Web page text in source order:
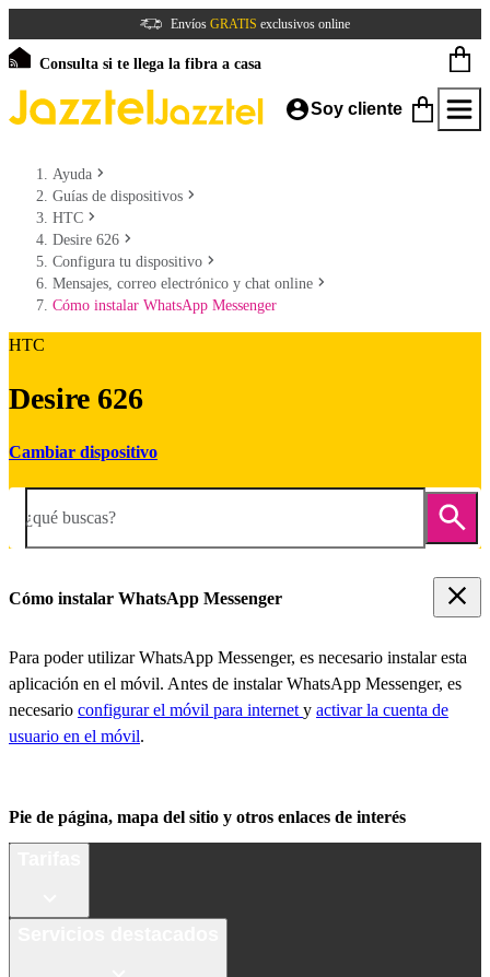
Envíos GRATIS exclusivos online
Consulta si te llega la fibra a casa
Soy cliente
Ayuda
Guías de dispositivos
HTC
Desire 626
Configura tu dispositivo
Mensajes, correo electrónico y chat online
Cómo instalar WhatsApp Messenger
HTC
Desire 626
Cambiar dispositivo
¿qué buscas?
Cómo instalar WhatsApp Messenger
Para poder utilizar WhatsApp Messenger, es necesario instalar esta
aplicación en el móvil. Antes de instalar WhatsApp Messenger, es
necesario configurar el móvil para internet y activar la cuenta de
usuario en el móvil.
Pie de página, mapa del sitio y otros enlaces de interés